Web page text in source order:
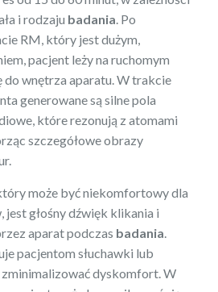
i rodzaju badania . Po
RM, który jest dużym,
pacjent leży na ruchomym
do wnętrza aparatu. W trakcie
generowane są silne pola
które rezonują z atomami
szczegółowe obrazy
może być niekomfortowy dla
głośny dźwięk klikania i
aparat podczas badania
pacjentom słuchawki lub
dyskomfort. W